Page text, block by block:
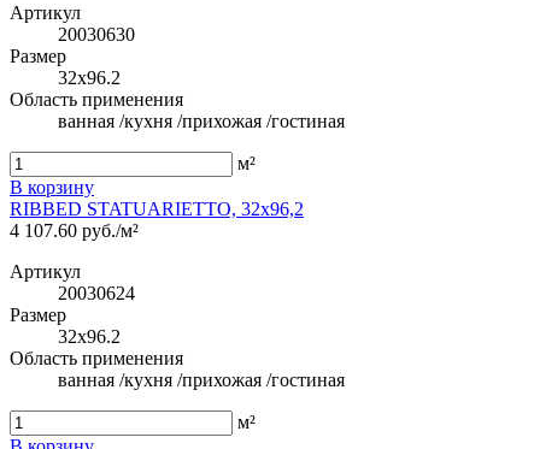
Артикул
20030630
Размер
32x96.2
Область применения
ванная /кухня /прихожая /гостиная
м²
В корзину
RIBBED STATUARIETTO, 32x96,2
4 107.60 руб./м²
Артикул
20030624
Размер
32x96.2
Область применения
ванная /кухня /прихожая /гостиная
м²